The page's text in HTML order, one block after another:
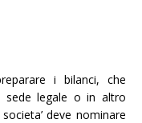
i bilanci, che
sede legale o in altro
deve nominare